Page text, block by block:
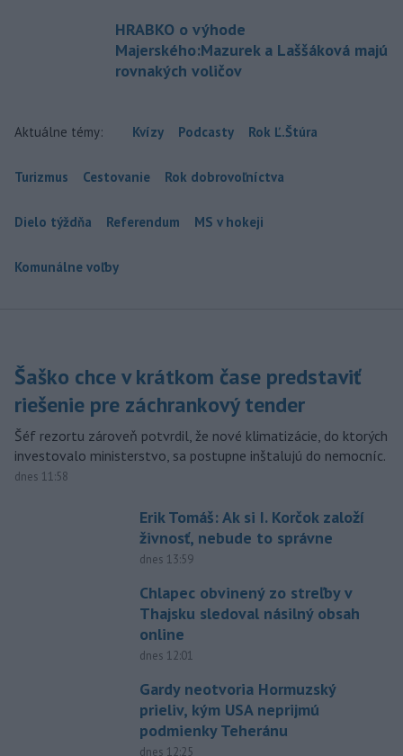
HRABKO o výhode
Majerského:Mazurek a Laššáková majú
rovnakých voličov
Aktuálne témy: Kvízy Podcasty Rok Ľ.Štúra
Turizmus Cestovanie Rok dobrovoľníctva
Dielo týždňa Referendum MS v hokeji
Komunálne voľby
Šaško chce v krátkom čase predstaviť
riešenie pre záchrankový tender
Šéf rezortu zároveň potvrdil, že nové klimatizácie, do ktorých
investovalo ministerstvo, sa postupne inštalujú do nemocníc.
dnes 11:58
Erik Tomáš: Ak si I. Korčok založí
živnosť, nebude to správne
dnes 13:59
Chlapec obvinený zo streľby v
Thajsku sledoval násilný obsah
online
dnes 12:01
Gardy neotvoria Hormuzský
prieliv, kým USA neprijmú
podmienky Teheránu
dnes 12:25